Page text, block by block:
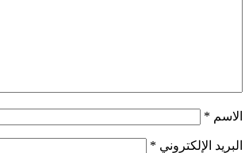
الاسم *
البريد الإلكتروني *